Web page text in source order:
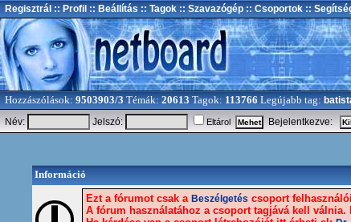
Regisztrál :: Profil :: Beállítás :: Tagok :: Szavazógép :: Csoportok ::
Hozzászólások: 9503903/3 Témák: 20613 Tagok: 113766 Legújabb tag:
Név:
Jelszó: Eltárol Bejelentkezve:
Információ
Ezt a fórumot csak a Beszélgetés csoport
A fórum használatához a csoport tagjává kell válnia.